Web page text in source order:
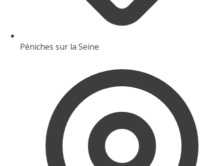
Péniches sur la Seine